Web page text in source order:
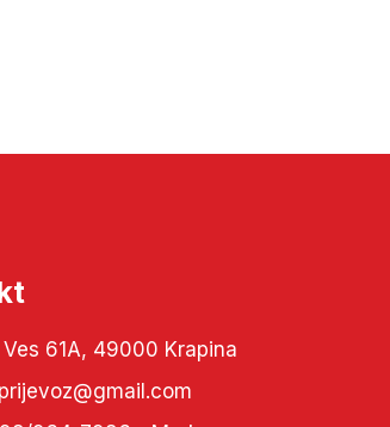
61A, 49000 Krapina